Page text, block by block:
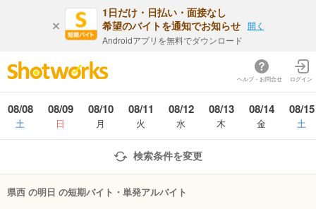
1日だけ・日払い・面接なし
希望のバイトを通知でお知らせ
Androidアプリを無料でダウンロード
開く
ヘルプ・お問合せ ログイン
08/08
土
08/09
日
08/10
月
08/11
火
08/12
水
08/13
木
08/14
金
08/15
土
検索条件を変更
県西 の明日 の短期バイト・単発アルバイト